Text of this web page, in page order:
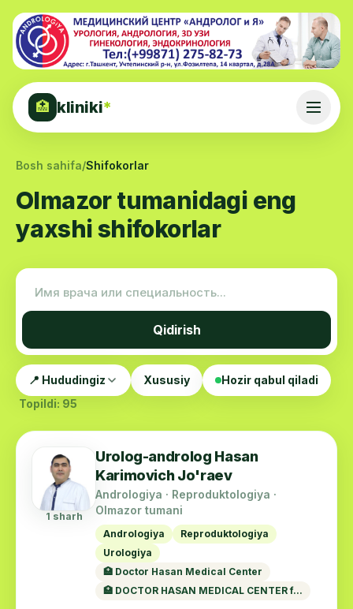
🏥 kliniki*
Bosh sahifa/Shifokorlar
Olmazor tumanidagi eng
yaxshi shifokorlar
Qidirish
📍 Hududingiz Xususiy
Hozir qabul qiladi
Topildi: 95
1 sharh
Urolog-androlog Hasan
Karimovich Jo'raev
Andrologiya · Reproduktologiya ·
Olmazor tumani
Andrologiya
Reproduktologiya
Urologiya
🏥 Doctor Hasan Medical Center
🏥 DOCTOR HASAN MEDICAL CENTER f...